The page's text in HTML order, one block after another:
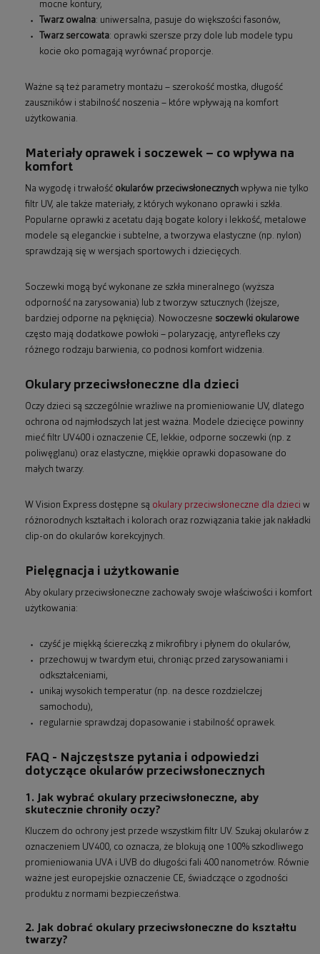
mocne kontury,
Twarz owalna: uniwersalna, pasuje do większości fasonów,
Twarz sercowata: oprawki szersze przy dole lub modele typu
kocie oko pomagają wyrównać proporcje.
Ważne są też parametry montażu – szerokość mostka, długość
zauszników i stabilność noszenia – które wpływają na komfort
użytkowania.
Materiały oprawek i soczewek – co wpływa na
komfort
Na wygodę i trwałość okularów przeciwsłonecznych wpływa nie tylko
filtr UV, ale także materiały, z których wykonano oprawki i szkła.
Popularne oprawki z acetatu dają bogate kolory i lekkość, metalowe
modele są eleganckie i subtelne, a tworzywa elastyczne (np. nylon)
sprawdzają się w wersjach sportowych i dziecięcych.
Soczewki mogą być wykonane ze szkła mineralnego (wyższa
odporność na zarysowania) lub z tworzyw sztucznych (lżejsze,
bardziej odporne na pęknięcia). Nowoczesne soczewki okularowe
często mają dodatkowe powłoki – polaryzację, antyrefleks czy
różnego rodzaju barwienia, co podnosi komfort widzenia.
Okulary przeciwsłoneczne dla dzieci
Oczy dzieci są szczególnie wrażliwe na promieniowanie UV, dlatego
ochrona od najmłodszych lat jest ważna. Modele dziecięce powinny
mieć filtr UV400 i oznaczenie CE, lekkie, odporne soczewki (np. z
poliwęglanu) oraz elastyczne, miękkie oprawki dopasowane do
małych twarzy.
W Vision Express dostępne są okulary przeciwsłoneczne dla dzieci w
różnorodnych kształtach i kolorach oraz rozwiązania takie jak nakładki
clip-on do okularów korekcyjnych.
Pielęgnacja i użytkowanie
Aby okulary przeciwsłoneczne zachowały swoje właściwości i komfort
użytkowania:
czyść je miękką ściereczką z mikrofibry i płynem do okularów,
przechowuj w twardym etui, chroniąc przed zarysowaniami i
odkształceniami,
unikaj wysokich temperatur (np. na desce rozdzielczej
samochodu),
regularnie sprawdzaj dopasowanie i stabilność oprawek.
FAQ - Najczęstsze pytania i odpowiedzi
dotyczące okularów przeciwsłonecznych
1. Jak wybrać okulary przeciwsłoneczne, aby
skutecznie chroniły oczy?
Kluczem do ochrony jest przede wszystkim filtr UV. Szukaj okularów z
oznaczeniem UV400, co oznacza, że blokują one 100% szkodliwego
promieniowania UVA i UVB do długości fali 400 nanometrów. Równie
ważne jest europejskie oznaczenie CE, świadczące o zgodności
produktu z normami bezpieczeństwa.
2. Jak dobrać okulary przeciwsłoneczne do kształtu
twarzy?